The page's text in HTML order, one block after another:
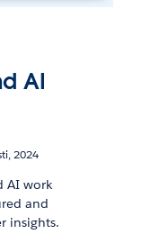
AI
2024
AI work
and
insights.